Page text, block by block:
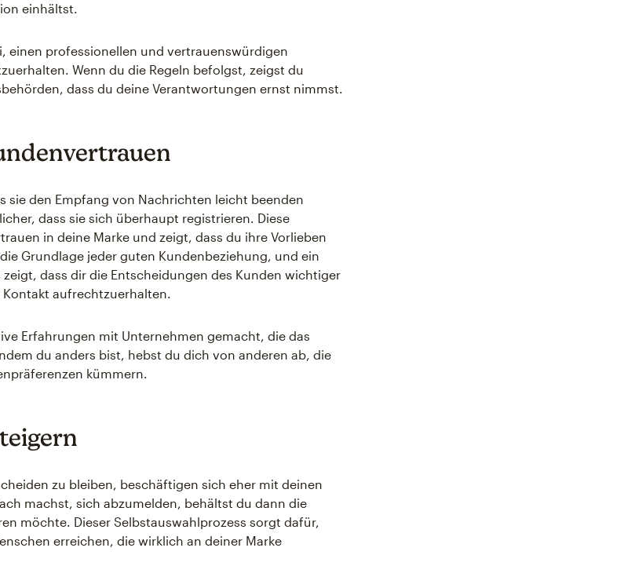
einhältst.
einen professionellen und vertrauenswürdigen
Wenn du die Regeln befolgst, zeigst du
dass du deine Verantwortungen ernst nimmst.
sie den Empfang von Nachrichten leicht beenden
dass sie sich überhaupt registrieren. Diese
in deine Marke und zeigt, dass du ihre Vorlieben
Grundlage jeder guten Kundenbeziehung, und ein
dass dir die Entscheidungen des Kunden wichtiger
aufrechtzuerhalten.
Erfahrungen mit Unternehmen gemacht, die das
du anders bist, hebst du dich von anderen ab, die
kümmern.
zu bleiben, beschäftigen sich eher mit deinen
machst, sich abzumelden, behältst du dann die
möchte. Dieser Selbstauswahlprozess sorgt dafür,
erreichen, die wirklich an deiner Marke